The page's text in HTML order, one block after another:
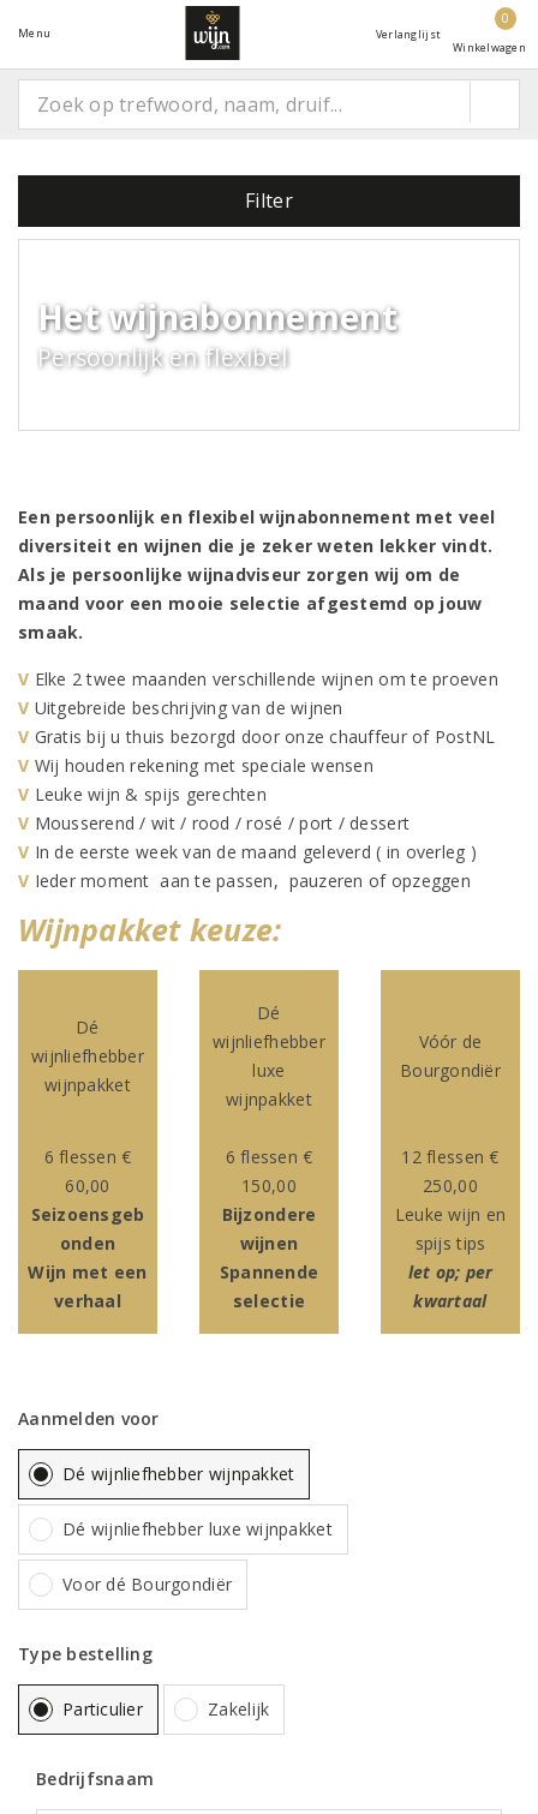
Menu Verlanglijst
0
Winkelwagen
Filter
Het wijnabonnement
Persoonlijk en flexibel
Een persoonlijk en flexibel wijnabonnement met veel
diversiteit en wijnen die je zeker weten lekker vindt.
Als je persoonlijke wijnadviseur zorgen wij om de
maand voor een mooie selectie afgestemd op jouw
smaak.
V Elke 2 twee maanden verschillende wijnen om te proeven
V Uitgebreide beschrijving van de wijnen
V Gratis bij u thuis bezorgd door onze chauffeur of PostNL
V Wij houden rekening met speciale wensen
V Leuke wijn & spijs gerechten
V Mousserend / wit / rood / rosé / port / dessert
V In de eerste week van de maand geleverd ( in overleg )
V Ieder moment aan te passen, pauzeren of opzeggen
Wijnpakket keuze:
Dé
wijnliefhebber
wijnpakket
Dé
wijnliefhebber
luxe
wijnpakket
Vóór de
Bourgondiër
6 flessen €
60,00
Seizoensgeb
onden
Wijn met een
verhaal
6 flessen €
150,00
Bijzondere
wijnen
Spannende
selectie
12 flessen €
250,00
Leuke wijn en
spijs tips
let op; per
kwartaal
Aanmelden voor
Dé wijnliefhebber wijnpakket
Dé wijnliefhebber luxe wijnpakket
Voor dé Bourgondiër
Type bestelling
Particulier Zakelijk
Bedrijfsnaam